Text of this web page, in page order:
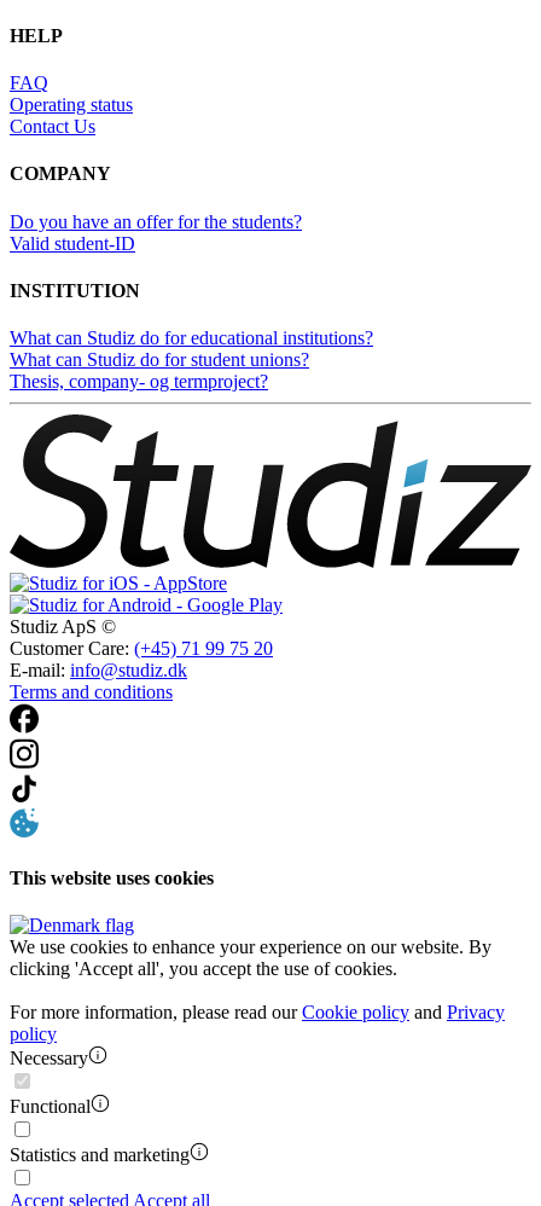
HELP
FAQ
Operating status
Contact Us
COMPANY
Do you have an offer for the students?
Valid student-ID
INSTITUTION
What can Studiz do for educational institutions?
What can Studiz do for student unions?
Thesis, company- og termproject?
Studiz ApS ©
Customer Care: (+45) 71 99 75 20
E-mail: info@studiz.dk
Terms and conditions
This website uses cookies
We use cookies to enhance your experience on our website. By
clicking 'Accept all', you accept the use of cookies.
For more information, please read ourCookie policy and Privacy
policy
Necessary
Functional
Statistics and marketing
Accept selected Accept all